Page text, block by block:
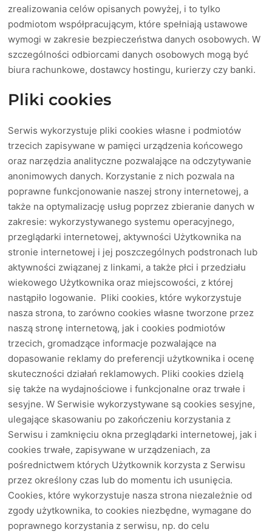
zrealizowania celów opisanych powyżej, i to tylko
podmiotom współpracującym, które spełniają ustawowe
wymogi w zakresie bezpieczeństwa danych osobowych. W
szczególności odbiorcami danych osobowych mogą być
biura rachunkowe, dostawcy hostingu, kurierzy czy banki.
Pliki cookies
Serwis wykorzystuje pliki cookies własne i podmiotów
trzecich zapisywane w pamięci urządzenia końcowego
oraz narzędzia analityczne pozwalające na odczytywanie
anonimowych danych. Korzystanie z nich pozwala na
poprawne funkcjonowanie naszej strony internetowej, a
także na optymalizację usług poprzez zbieranie danych w
zakresie: wykorzystywanego systemu operacyjnego,
przeglądarki internetowej, aktywności Użytkownika na
stronie internetowej i jej poszczególnych podstronach lub
aktywności związanej z linkami, a także płci i przedziału
wiekowego Użytkownika oraz miejscowości, z której
nastąpiło logowanie. Pliki cookies, które wykorzystuje
nasza strona, to zarówno cookies własne tworzone przez
naszą stronę internetową, jak i cookies podmiotów
trzecich, gromadzące informacje pozwalające na
dopasowanie reklamy do preferencji użytkownika i ocenę
skuteczności działań reklamowych. Pliki cookies dzielą
się także na wydajnościowe i funkcjonalne oraz trwałe i
sesyjne. W Serwisie wykorzystywane są cookies sesyjne,
ulegające skasowaniu po zakończeniu korzystania z
Serwisu i zamknięciu okna przeglądarki internetowej, jak i
cookies trwałe, zapisywane w urządzeniach, za
pośrednictwem których Użytkownik korzysta z Serwisu
przez określony czas lub do momentu ich usunięcia.
Cookies, które wykorzystuje nasza strona niezależnie od
zgody użytkownika, to cookies niezbędne, wymagane do
poprawnego korzystania z serwisu, np. do celu